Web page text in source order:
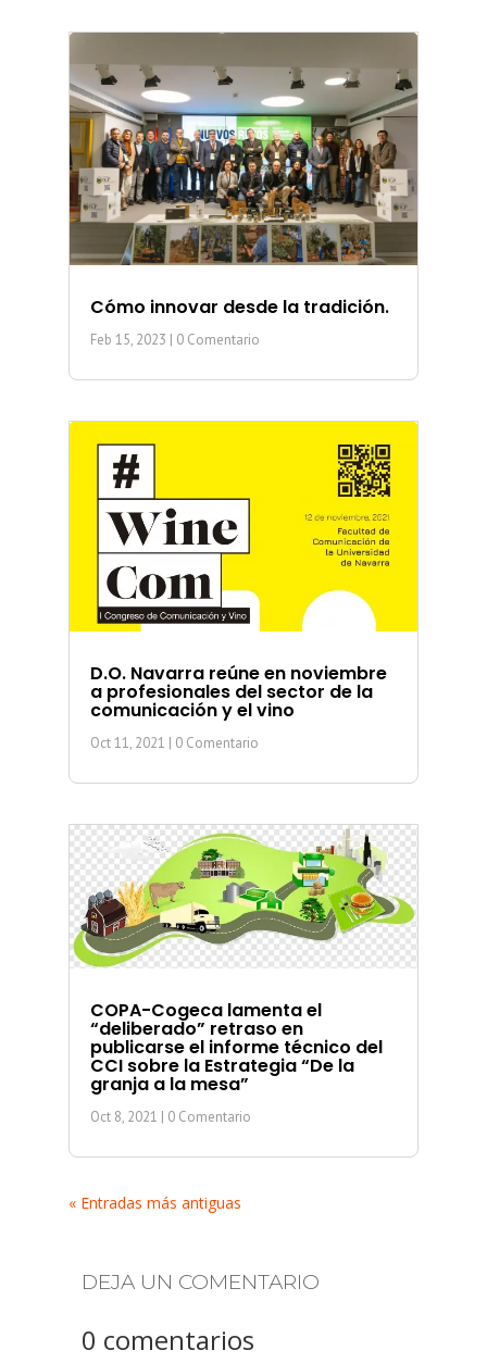
Cómo innovar desde la tradición.
Feb 15, 2023 | 0 Comentario
D.O. Navarra reúne en noviembre
a profesionales del sector de la
comunicación y el vino
Oct 11, 2021 | 0 Comentario
COPA-Cogeca lamenta el
“deliberado” retraso en
publicarse el informe técnico del
CCI sobre la Estrategia “De la
granja a la mesa”
Oct 8, 2021 | 0 Comentario
« Entradas más antiguas
DEJA UN COMENTARIO
0 comentarios